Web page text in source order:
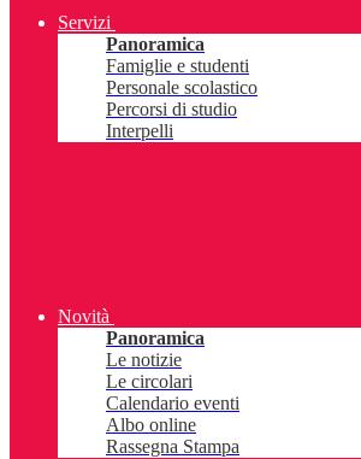
Servizi
Panoramica
Famiglie e studenti
Personale scolastico
Percorsi di studio
Interpelli
Novità
Panoramica
Le notizie
Le circolari
Calendario eventi
Albo online
Rassegna Stampa